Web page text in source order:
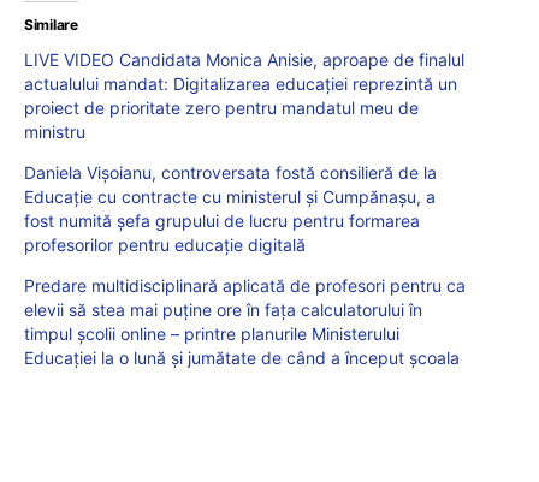
Similare
LIVE VIDEO Candidata Monica Anisie, aproape de finalul
actualului mandat: Digitalizarea educației reprezintă un
proiect de prioritate zero pentru mandatul meu de
ministru
Daniela Vișoianu, controversata fostă consilieră de la
Educație cu contracte cu ministerul și Cumpănașu, a
fost numită șefa grupului de lucru pentru formarea
profesorilor pentru educație digitală
Predare multidisciplinară aplicată de profesori pentru ca
elevii să stea mai puține ore în fața calculatorului în
timpul școlii online – printre planurile Ministerului
Educației la o lună și jumătate de când a început școala